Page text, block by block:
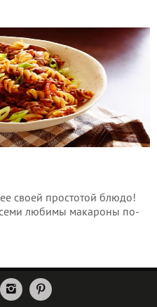
своей простотой блюдо!
любимы макароны по-